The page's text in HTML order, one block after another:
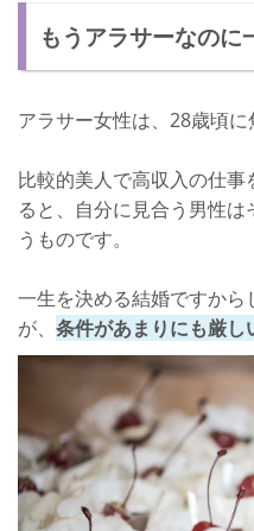
直感で結婚を選択してみる
諦めることはない！
もうアラサーなの
アラサー女性は、28歳頃に
比較的美人で高収入の仕
ると、自分に見合う男性
うものです。
一生を決める結婚ですか
が、 条件があまりにも厳